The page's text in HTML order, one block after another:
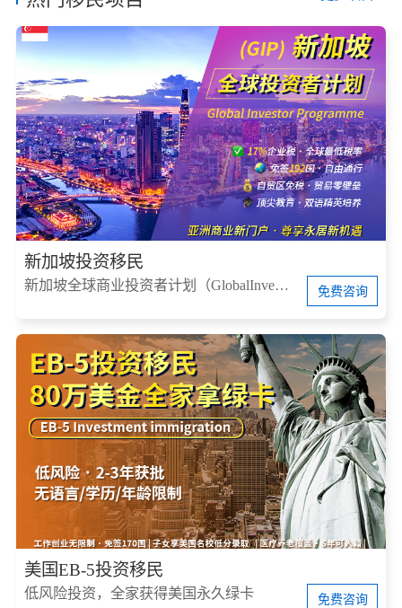
新加坡投资移民
新加坡全球商业投资者计划（GlobalInvestorProgram，简称GIP） 免费咨询
美国EB-5投资移民
低风险投资，全家获得美国永久绿卡 免费咨询